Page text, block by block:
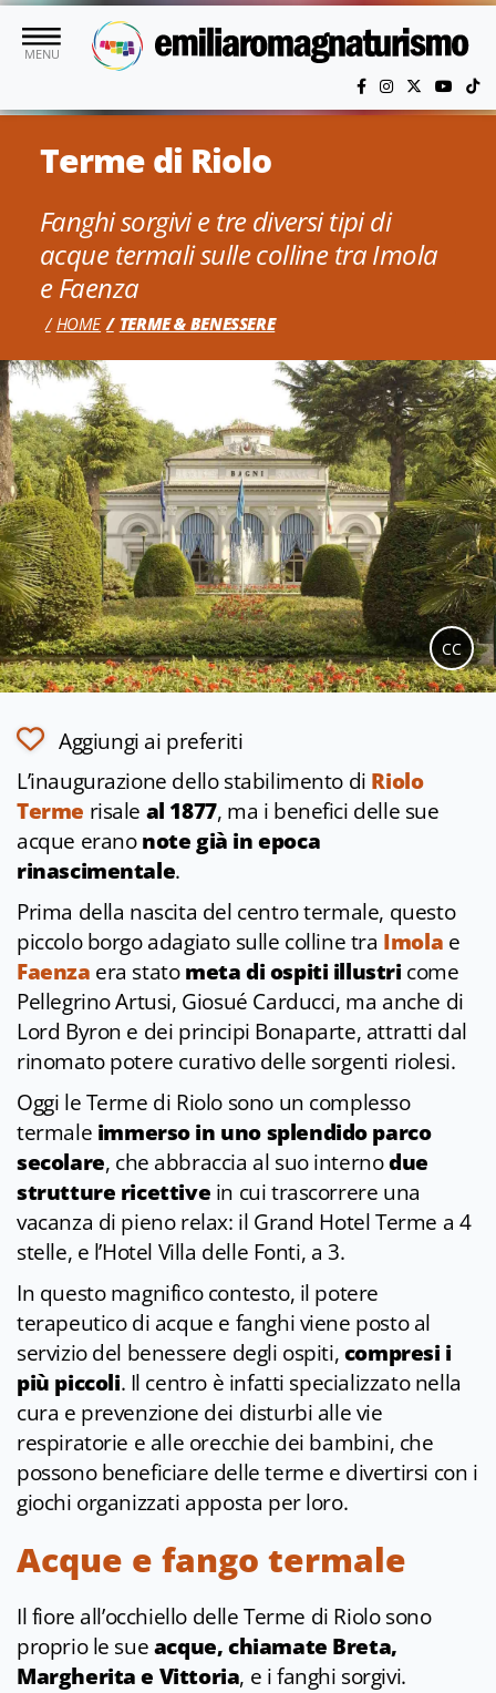
Vai al contenuto principale
MENU
Terme di Riolo
Fanghi sorgivi e tre diversi tipi di
acque termali sulle colline tra Imola
e Faenza
HOME TERME & BENESSERE
CC
Aggiungi ai preferiti
L’inaugurazione dello stabilimento di Riolo
Terme risale al 1877, ma i benefici delle sue
acque eranonote già in epoca
rinascimentale.
Prima della nascita del centro termale, questo
piccolo borgo adagiato sulle colline tra Imola e
Faenza era statometa di ospiti illustri come
Pellegrino Artusi, Giosué Carducci, ma anche di
Lord Byron e dei principi Bonaparte, attratti dal
rinomato potere curativo delle sorgenti riolesi.
Oggi le Terme di Riolo sono un complesso
termale immerso in uno splendido parco
secolare, che abbraccia al suo internodue
strutture ricettive in cui trascorrere una
vacanza di pieno relax: il Grand Hotel Terme a 4
stelle, e l’Hotel Villa delle Fonti, a 3.
In questo magnifico contesto, il potere
terapeutico di acque e fanghi viene posto al
servizio del benessere degli ospiti,compresi i
più piccoli. Il centro è infatti specializzato nella
cura e prevenzione dei disturbi alle vie
respiratorie e alle orecchie dei bambini, che
possono beneficiare delle terme e divertirsi con i
giochi organizzati apposta per loro.
Acque e fango termale
Il fiore all’occhiello delle Terme di Riolo sono
proprio le sueacque, chiamate Breta,
Margherita e Vittoria, e i fanghi sorgivi.